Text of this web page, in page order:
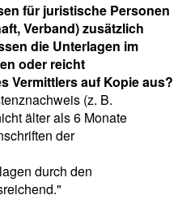
für juristische Personen
Verband) zusätzlich
die Unterlagen im
oder reicht
Vermittlers auf Kopie aus?
(z. B.
älter als 6 Monate
der
durch den